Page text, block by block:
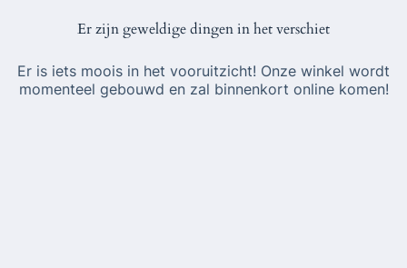
Er zijn geweldige dingen in het verschiet
Er is iets moois in het vooruitzicht! Onze winkel wordt
momenteel gebouwd en zal binnenkort online komen!